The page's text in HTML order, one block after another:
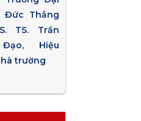
Đức Thắng
TS. Trần
Hiệu
trường